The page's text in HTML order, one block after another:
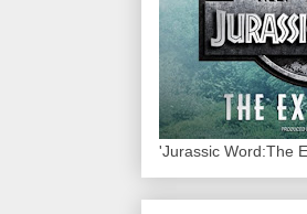
'Jurassic Word:The